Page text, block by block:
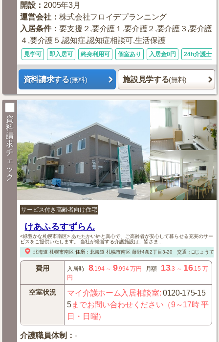
開設 ： 2005年3月
運営会社 ：株式会社フロイデプランニング
入居条件：要支援２,要介護１,要介護２,要介護３,要介護
４,要介護５,認知症,認知症相談可,生活保護
見学可 即入居可 終身利用可 個室あり 入居金0円 24h介護士
資料請求する(無料) 施設見学する(無料)
資
料
請
求
チ
ェ
ッ
ク
サービス付き高齢者向け住宅
けあふるすずらん
<緑豊かな札幌市南区> あたたかい絆と真心で、ご高齢者が安心して暮らせる充実のサー
ビスをご提供いたします。 当社が経営する介護施設は、皆さま...
北海道 札幌市南区 住所： 北海道 札幌市南区藤野4条2丁目3-20 交通：□じょうて
費用 入居時 8.194～ 9.994万円 月額 13.3 ～ 16.15 万
円
空室状況 マイ介護ホーム入居相談室:0120-175-15
5までお問い合わせください（9～17時 平
日・日曜）
介護職員体制 ：-